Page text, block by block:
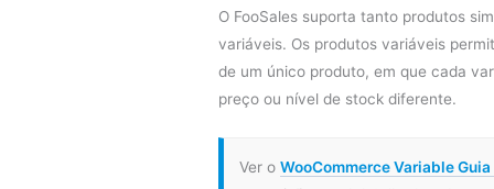
O FooSales suporta tanto produtos
variáveis. Os produtos variáveis
de um único produto, em que cada
preço ou nível de stock diferente.
Ver o WooCommerce Variable